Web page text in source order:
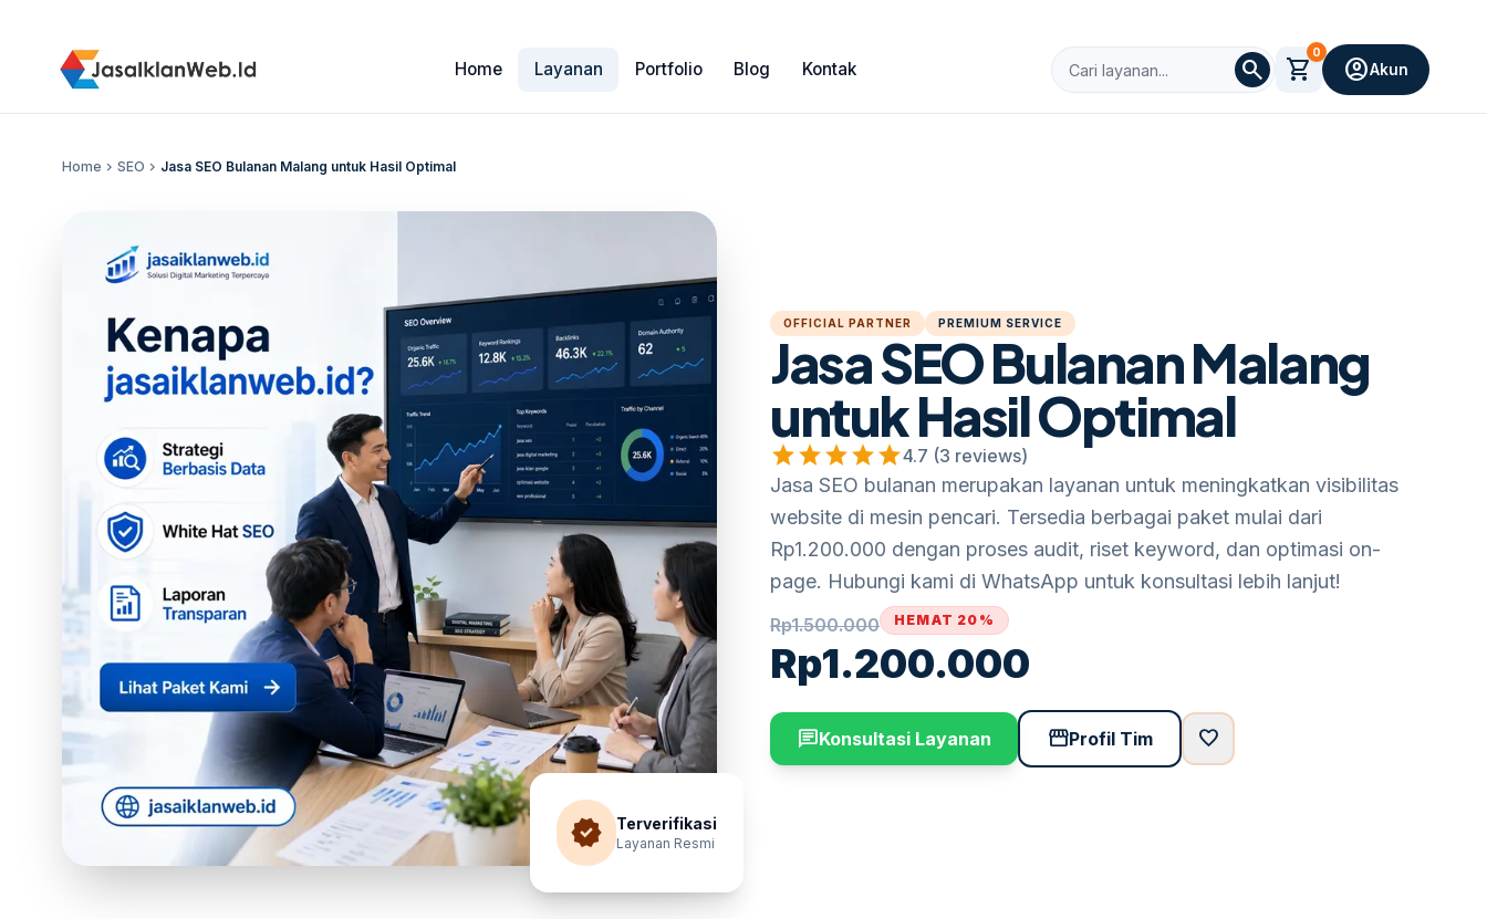
Home Layanan Portfolio Blog Kontak search shopping_cart
0
account_circleAkun
Home chevron_right SEO chevron_right Jasa SEO Bulanan Malang untuk Hasil Optimal
verified Terverifikasi
Layanan Resmi
OFFICIAL PARTNER PREMIUM SERVICE
Jasa SEO Bulanan Malang
untuk Hasil Optimal
starstarstarstarstar4.7 (3 reviews)
Jasa SEO bulanan merupakan layanan untuk meningkatkan visibilitas
website di mesin pencari. Tersedia berbagai paket mulai dari
Rp1.200.000 dengan proses audit, riset keyword, dan optimasi on-
page. Hubungi kami di WhatsApp untuk konsultasi lebih lanjut!
Rp1.500.000
Rp1.200.000
HEMAT 20%
chatKonsultasi Layanan storefrontProfil Tim favorite